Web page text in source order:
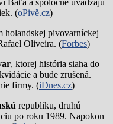
(oPivě.cz)
holandskej pivovarníckej
Oliveira. (Forbes)
, ktorej história siaha do
a bude zrušená.
firmy. (iDnes.cz)
republiku, druhú
po roku 1989. Napokon